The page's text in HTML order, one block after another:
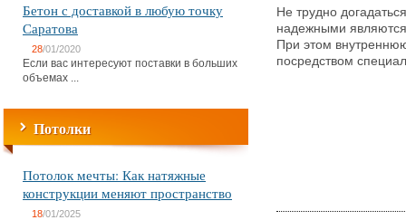
Бетон с доставкой в любую точку
Саратова
28/01/2020
Если вас интересуют поставки в больших
объемах ...
Потолки
Потолок мечты: Как натяжные
конструкции меняют пространство
18/01/2025
Не трудно
надежными
При этом
посредством